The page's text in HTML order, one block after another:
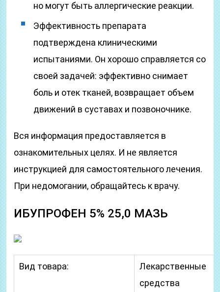
но могут быть аллергические реакции.
Эффективность препарата
подтверждена клиническими
испытаниями. Он хорошо справляется со
своей задачей: эффективно снимает
боль и отек тканей, возвращает объем
движений в суставах и позвоночнике.
Вся информация предоставляется в
ознакомительных целях. И не является
инструкцией для самостоятельного лечения.
При недомогании, обращайтесь к врачу.
ИБУПРОФЕН 5% 25,0 МАЗЬ
Вид товара:
Лекарственные
средства